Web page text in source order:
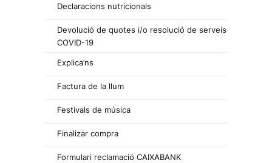
Declaracions nutricionals
Devolució de quotes i/o resolució de serveis
COVID-19
Explica’ns
Factura de la llum
Festivals de música
Finalizar compra
Formulari reclamació CAIXABANK